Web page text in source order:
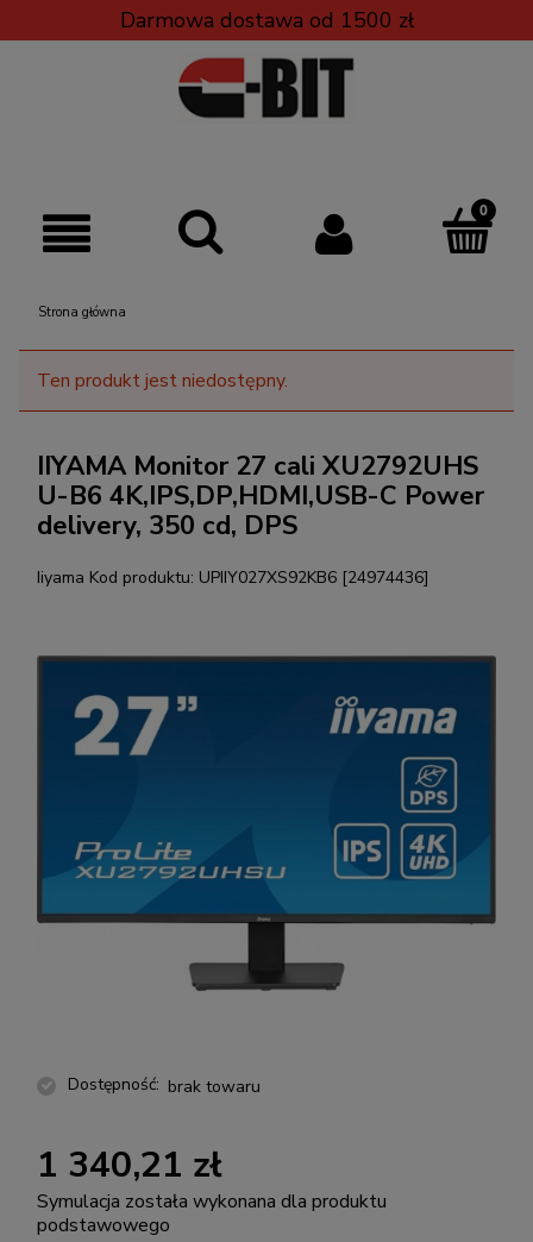
Darmowa dostawa od 1500 zł
Strona główna
Ten produkt jest niedostępny.
IIYAMA Monitor 27 cali XU2792UHS
U-B6 4K,IPS,DP,HDMI,USB-C Power
delivery, 350 cd, DPS
Iiyama Kod produktu: UPIIY027XS92KB6 [24974436]
Dostępność: brak towaru
1 340,21 zł
Symulacja została wykonana dla produktu
podstawowego